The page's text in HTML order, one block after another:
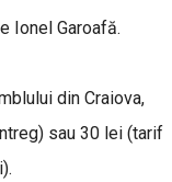
Ionel Garoafă.
din Craiova,
sau 30 lei (tarif